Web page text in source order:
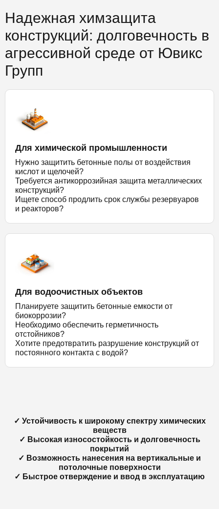
Надежная химзащита
конструкций: долговечность в
агрессивной среде от Ювикс
Групп
Для химической промышленности
Нужно защитить бетонные полы от воздействия
кислот и щелочей?
Требуется антикоррозийная защита металлических
конструкций?
Ищете способ продлить срок службы резервуаров
и реакторов?
Для водоочистных объектов
Планируете защитить бетонные емкости от
биокоррозии?
Необходимо обеспечить герметичность
отстойников?
Хотите предотвратить разрушение конструкций от
постоянного контакта с водой?
✓ Устойчивость к широкому спектру химических
веществ
✓ Высокая износостойкость и долговечность
покрытий
✓ Возможность нанесения на вертикальные и
потолочные поверхности
✓ Быстрое отверждение и ввод в эксплуатацию